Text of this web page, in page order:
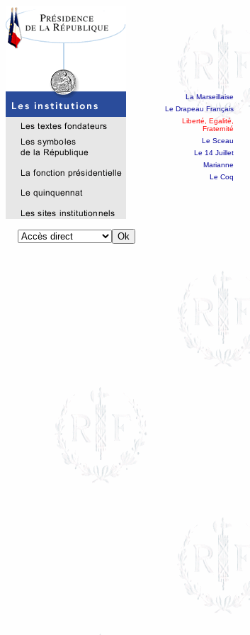
La Marseillaise
Le Drapeau Français
Liberté, Egalité,
Fraternité
Le Sceau
Le 14 Juillet
Marianne
Le Coq